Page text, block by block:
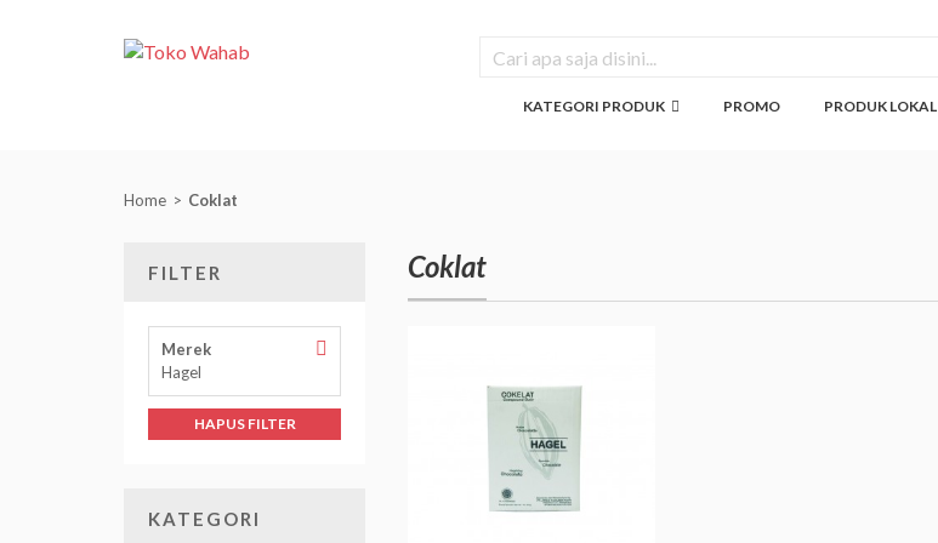
KATEGORI PRODUK PROMO PRODUK LOKAL
Home Coklat
FILTER
Merek
Hagel
HAPUS FILTER
KATEGORI
Coklat